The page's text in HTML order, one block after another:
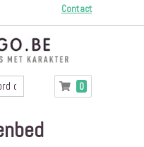
Contact
Winkelwagen
0producten